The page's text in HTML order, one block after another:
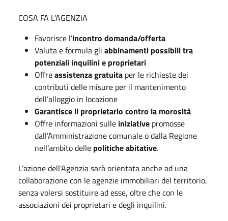
COSA FA L’AGENZIA
Favorisce l’incontro domanda/offerta
Valuta e formula gli abbinamenti possibili tra
potenziali inquilini e proprietari
Offreassistenza gratuita per le richieste dei
contributi delle misure per il mantenimento
dell’alloggio in locazione
Garantisce il proprietario contro la morosità
Offre informazioni sulle iniziative promosse
dall’Amministrazione comunale o dalla Regione
nell’ambito delle politiche abitative.
L'azione dell'Agenzia sarà orientata anche ad una
collaborazione con le agenzie immobiliari del territorio,
senza volersi sostituire ad esse, oltre che con le
associazioni dei proprietari e degli inquilini.